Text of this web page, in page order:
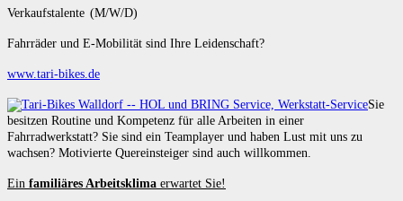
Verkaufstalente (M/W/D)
Fahrräder und E-Mobilität sind Ihre Leidenschaft?
www.tari-bikes.de
Sie
besitzen Routine und Kompetenz für alle Arbeiten in einer
Fahrradwerkstatt? Sie sind ein Teamplayer und haben Lust mit uns zu
wachsen? Motivierte Quereinsteiger sind auch willkommen.
Ein familiäres Arbeitsklima erwartet Sie!